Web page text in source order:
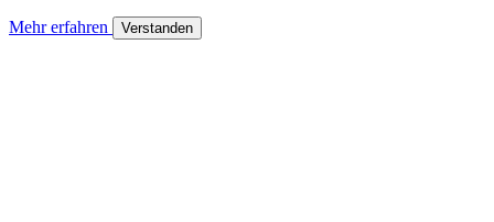
Mehr erfahren Verstanden